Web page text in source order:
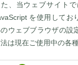
た、当ウェブサイト
を使用してお
ウェブブラウザの設
は現在ご使用中の各